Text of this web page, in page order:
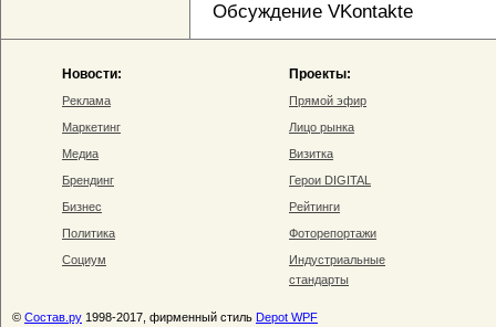
Обсуждение VKontakte
Новости:
Реклама
Маркетинг
Медиа
Брендинг
Бизнес
Политика
Социум
Проекты:
Прямой эфир
Лицо рынка
Визитка
Герои DIGITAL
Рейтинги
Фоторепортажи
Индустриальные
стандарты
© Состав.ру 1998-2017, фирменный стиль Depot WPF